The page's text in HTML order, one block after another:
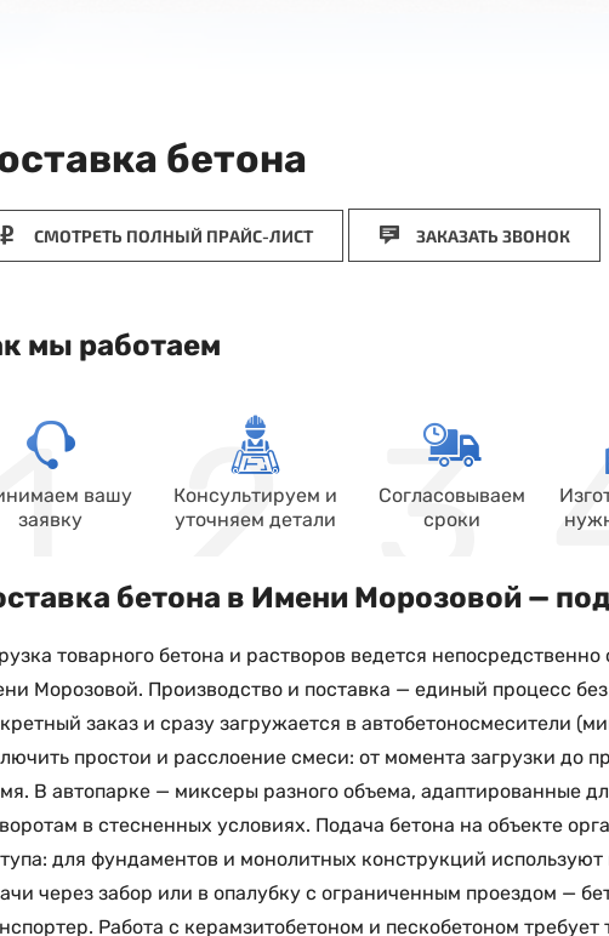
бетона
СМОТРЕТЬ ПОЛНЫЙ ПРАЙС-ЛИСТ ЗАКАЗАТЬ ЗВОНОК
мы работаем
вашу
заявку
Консультируем и
уточняем детали
Согласовываем
сроки
бетона в Имени Морозовой —
товарного бетона и растворов ведется
Морозовой. Производство и поставка — единый процесс
заказ и сразу загружается в автобетоносмесители
простои и расслоение смеси: от момента загрузки до
В автопарке — миксеры разного объема, адаптированные
в стесненных условиях. Подача бетона на объекте
для фундаментов и монолитных конструкций
через забор или в опалубку с ограниченным проездом —
Работа с керамзитобетоном и пескобетоном